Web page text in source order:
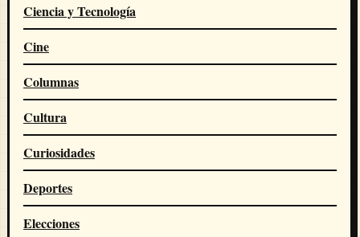
Ciencia y Tecnología
Cine
Columnas
Cultura
Curiosidades
Deportes
Elecciones